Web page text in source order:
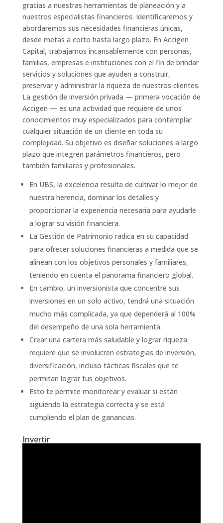
gracias a nuestras herramientas de planeación y a
nuestros especialistas financieros. Identificaremos y
abordaremos sus necesidades financieras únicas,
desde metas a corto hasta largo plazo. En Accigen
Capital, trabajamos incansablemente con personas,
familias, empresas e instituciones con el fin de brindar
servicios y soluciones que ayuden a construir,
preservar y administrar la riqueza de nuestros clientes.
La gestión de inversión privada — primera vocación de
Accigen — es una actividad que requiere de unos
conocimientos muy especializados para contemplar
cualquier situación de un cliente en toda su
complejidad. Su objetivo es diseñar soluciones a largo
plazo que integren parámetros financieros, pero
también familiares y profesionales.
En UBS, la excelencia resulta de cultivar lo mejor de
nuestra herencia, dominar los detalles y
proporcionar la experiencia necesaria para ayudarle
a lograr su visión financiera.
La Gestión de Patrimonio radica en su capacidad
para ofrecer soluciones financieras a medida que se
alinean con los objetivos personales y familiares,
teniendo en cuenta el panorama financiero global.
En cambio, un inversionista que concentre sus
inversiones en un solo activo, tendrá una situación
mucho más complicada, ya que dependerá al 100%
del desempeño de una sola herramienta.
Crear una cartera más saludable y lograr riqueza
requiere que se involucren estrategias de inversión,
diversificación, incluso tácticas fiscales que te
permitan lograr tus objetivos.
Esto te permite monitorear y evaluar si están
siguiendo la estrategia correcta y se está
cumpliendo el plan de ganancias.
Invertir